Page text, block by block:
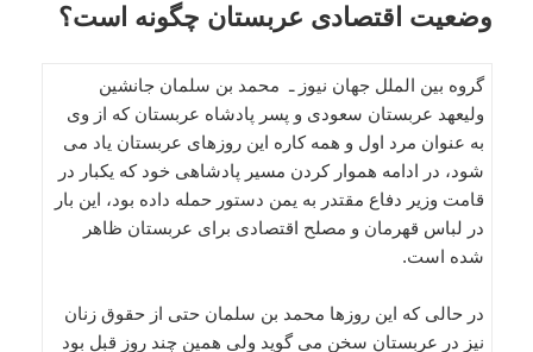
وضعیت اقتصادی عربستان چگونه است؟
گروه بین الملل جهان نیوز ـ محمد بن سلمان جانشین
ولیعهد عربستان سعودی و پسر پادشاه عربستان که از وی
به عنوان مرد اول و همه کاره این روزهای عربستان یاد می
شود، در ادامه هموار کردن مسیر پادشاهی خود که یکبار در
قامت وزیر دفاع مقتدر به یمن دستور حمله داده بود، این بار
در لباس قهرمان و مصلح اقتصادی برای عربستان ظاهر
شده است.
در حالی که این روزها محمد بن سلمان حتی از حقوق زنان
نیز در عربستان سخن می گوید ولی همین چند روز قبل بود